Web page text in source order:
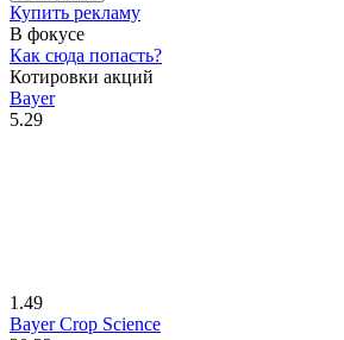
Купить рекламу
В фокусе
Как сюда попасть?
Котировки акций
Bayer
5.29
1.49
Bayer Crop Science